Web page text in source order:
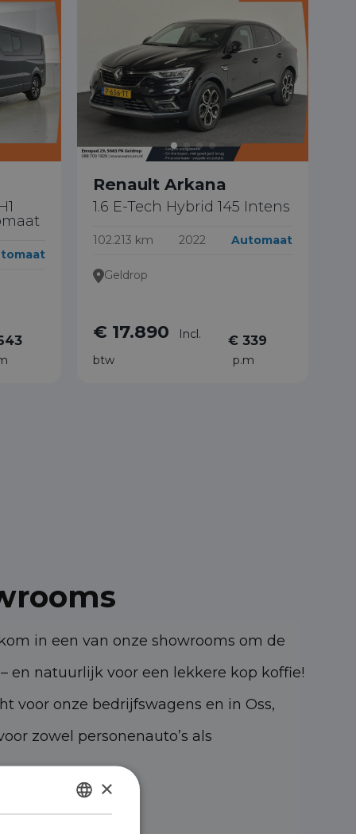
Renault Arkana
1.6 E-Tech Hybrid 145 Intens
102.213 km 2022 Automaat
Geldrop
€ 17.890
Incl.
btw
€ 339
p.m
in een van onze showrooms om de
en natuurlijk voor een lekkere kop koffie!
voor onze bedrijfswagens en in Oss,
zowel personenauto’s als
KK Oss
DUTCH
×